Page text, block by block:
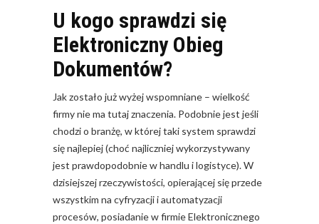
U kogo sprawdzi się
Elektroniczny Obieg
Dokumentów?
Jak zostało już wyżej wspomniane – wielkość
firmy nie ma tutaj znaczenia. Podobnie jest jeśli
chodzi o branżę, w której taki system sprawdzi
się najlepiej (choć najliczniej wykorzystywany
jest prawdopodobnie w handlu i logistyce). W
dzisiejszej rzeczywistości, opierającej się przede
wszystkim na cyfryzacji i automatyzacji
procesów, posiadanie w firmie Elektronicznego